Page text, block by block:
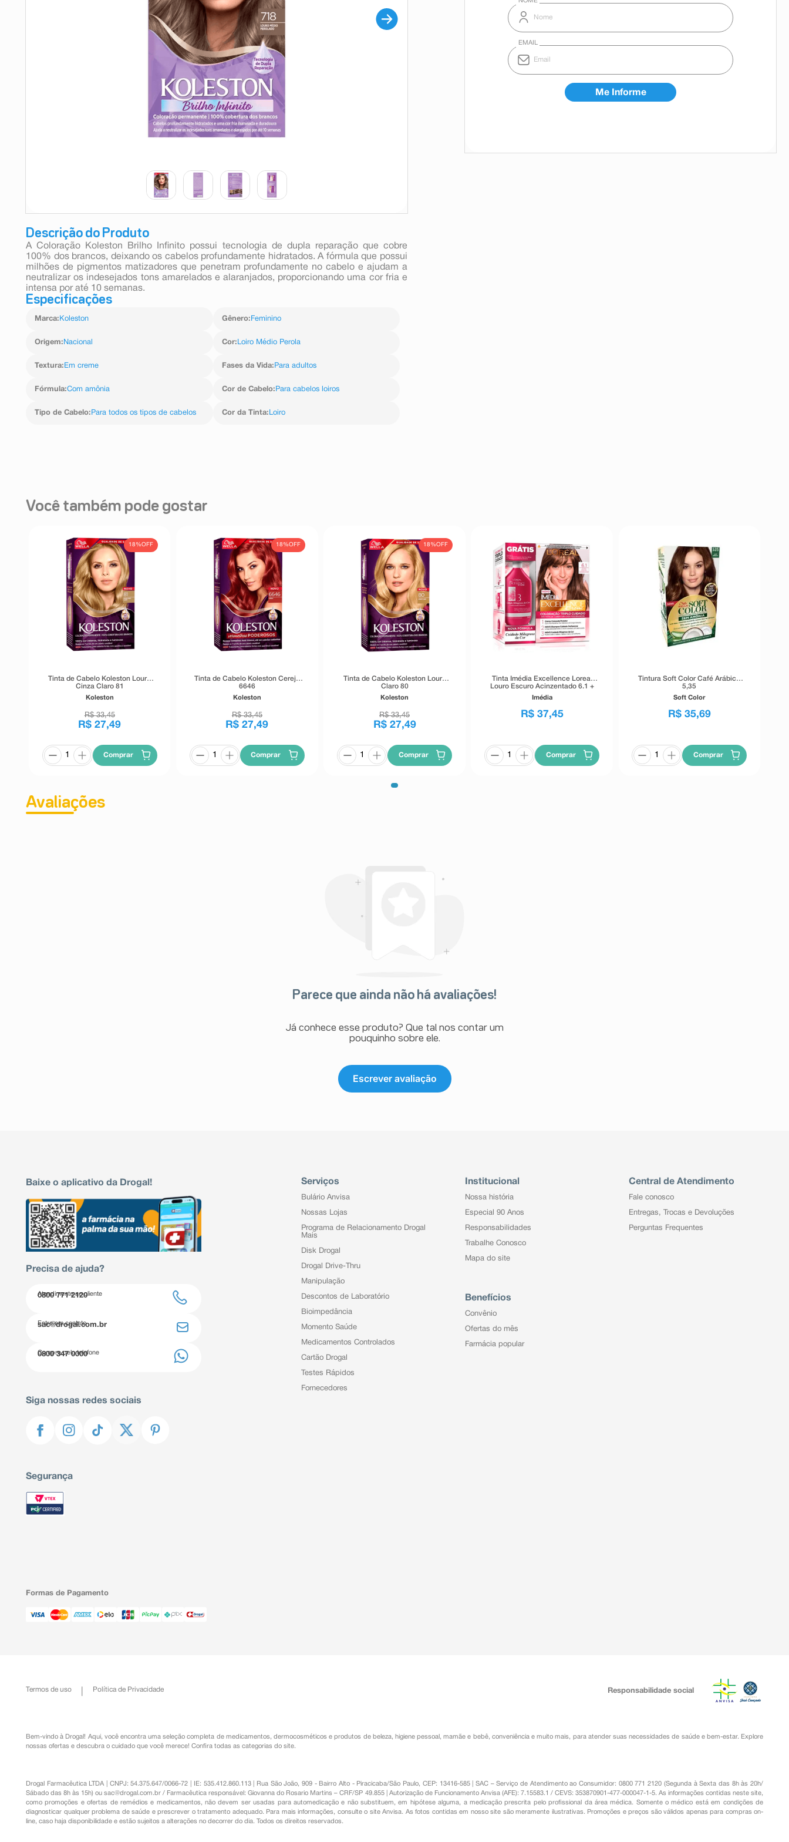
Descrição do Produto
A Coloração Koleston Brilho Infinito possui tecnologia de dupla reparação que cobre
100% dos brancos, deixando os cabelos profundamente hidratados. A fórmula que possui
milhões de pigmentos matizadores que penetram profundamente no cabelo e ajudam a
neutralizar os indesejados tons amarelados e alaranjados, proporcionando uma cor fria e
intensa por até 10 semanas.
Especificações
Marca: Koleston Gênero: Feminino
Origem: Nacional Cor: Loiro Médio Perola
Textura: Em creme Fases da Vida: Para adultos
Fórmula:Com amônia Cor de Cabelo: Para cabelos loiros
Tipo de Cabelo: Para todos os tipos de cabelos Cor da Tinta: Loiro
Você também pode gostar
18%OFF
Tinta de Cabelo Koleston Louro
Cinza Claro 81
Koleston
R$ 33,45
R$ 27,49
Comprar
18%OFF
Tinta de Cabelo Koleston Cereja
6646
Koleston
R$ 33,45
R$ 27,49
Comprar
18%OFF
Tinta de Cabelo Koleston Louro
Claro 80
Koleston
R$ 33,45
R$ 27,49
Comprar
Tinta Imédia Excellence Loreal
Louro Escuro Acinzentado 6.1 +
Creme Milagroso 50ml
Imédia
R$ 37,45
Comprar
Tintura Soft Color Café Arábica
5,35
Soft Color
R$ 35,69
Comprar
Avaliações
Parece que ainda não há avaliações!
Já conhece esse produto? Que tal nos contar um
pouquinho sobre ele.
Escrever avaliação
Baixe o aplicativo da Drogal!
Precisa de ajuda?
Atendimento ao cliente
0800 771 2120
Entre em contato
sac@drogal.com.br
Compre pelo telefone
0800 347 0000
Siga nossas redes sociais
Segurança
Serviços
Bulário Anvisa
Nossas Lojas
Programa de Relacionamento Drogal
Mais
Disk Drogal
Drogal Drive-Thru
Manipulação
Descontos de Laboratório
Bioimpedância
Momento Saúde
Medicamentos Controlados
Cartão Drogal
Testes Rápidos
Fornecedores
Institucional
Nossa história
Especial 90 Anos
Responsabilidades
Trabalhe Conosco
Mapa do site
Benefícios
Convênio
Ofertas do mês
Farmácia popular
Central de Atendimento
Fale conosco
Entregas, Trocas e Devoluções
Perguntas Frequentes
Formas de Pagamento
Termos de uso Política de Privacidade Responsabilidade social
Bem-vindo à Drogal! Aqui, você encontra uma seleção completa de medicamentos ,dermocosméticos e produtos de beleza, higiene pessoal ,mamãe e bebê, conveniênciae muito mais, para atender suas necessidades de saúde e bem-estar. Explore
nossas ofertas e descubra o cuidado que você merece! Confira todas as categorias do site.
Drogal Farmacêutica LTDA | CNPJ: 54.375.647/0066-72 | IE: 535.412.860.113 | Rua São João, 909 - Bairro Alto - Piracicaba/São Paulo, CEP: 13416-585 | SAC – Serviço de Atendimento ao Consumidor: 0800 771 2120 (Segunda à Sexta das 8h às 20h/
Sábado das 8h às 15h) ousac@drogal.com.br / Farmacêutica responsável: Giovanna do Rosario Martins – CRF/SP 49.855 | Autorização de Funcionamento Anvisa (AFE): 7.15583.1 / CEVS: 353870901-477-000047-1-5. As informações contidas neste site,
como promoções e ofertas de remédios e medicamentos, não devem ser usadas para automedicação e não substituem, em hipótese alguma, a medicação prescrita pelo profissional da área médica. Somente o médico está em condições de
diagnosticar qualquer problema de saúde e prescrever o tratamento adequado. Para mais informações, consulte o site Anvisa. As fotos contidas em nosso site são meramente ilustrativas. Promoções e preços são válidos apenas para compras on-
line, caso haja disponibilidade e estão sujeitos a alterações no decorrer do dia. Todos os direitos reservados.
9º esmalte
10ºabsorvente